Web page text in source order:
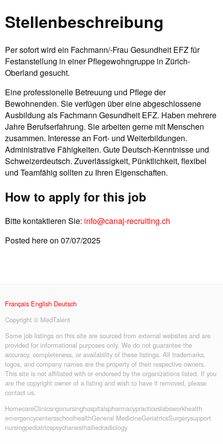
Stellenbeschreibung
Per sofort wird ein Fachmann/-Frau Gesundheit EFZ für
Festanstellung in einer Pflegewohngruppe in Zürich-
Oberland gesucht.
Eine professionelle Betreuung und Pflege der
Bewohnenden. Sie verfügen über eine abgeschlossene
Ausbildung als Fachmann Gesundheit EFZ. Haben mehrere
Jahre Berufserfahrung. Sie arbeiten gerne mit Menschen
zusammen. Interesse an Fort- und Weiterbildungen.
Administrative Fähigkeiten. Gute Deutsch-Kenntnisse und
Schweizerdeutsch. Zuverlässigkeit, Pünktlichkeit, flexibel
und Teamfähig sollten zu Ihren Eigenschaften.
How to apply for this job
Bitte kontaktieren Sie: info@canaj-recruiting.ch
Posted here on 07/07/2025
Français English Deutsch
Copyright © MedTalent
Some job listings on this site are sourced from external websites and are
provided for informational purposes only. We do not guarantee the
accuracy, completeness, or availability of these listings. All trademarks,
logos, and company names are the property of their respective owners.
This site is not affiliated with or endorsed by the organizations listed. If you
are the copyright owner of a listing and wish to have it removed, please
contact us.
HomecareClinicsngonursinghospitalspharmacypracticeslabsworkhealth
emergencycentersschoolhealthGeneral MedicineGeriatricsSurgerysupport
nursingpediatricspsychanesthalliedradiology